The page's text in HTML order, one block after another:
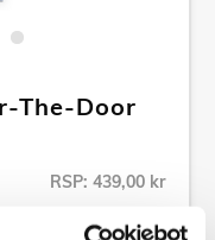
The-Door
RSP: 439,00 kr